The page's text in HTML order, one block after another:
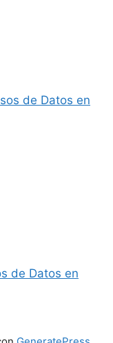
de Datos en
de Datos en